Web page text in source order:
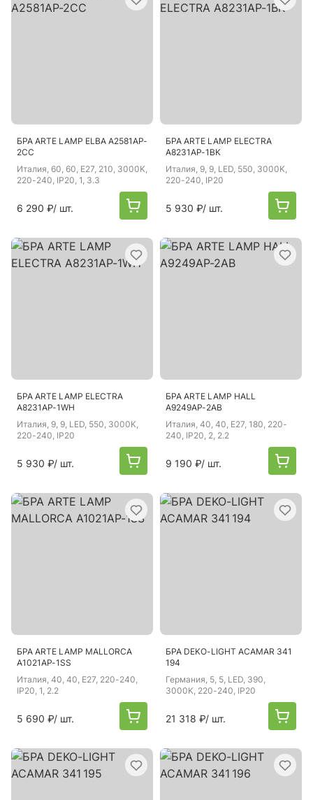
БРА ARTE LAMP ELBA A2581AP-
2CC
Италия, 60, 60, E27, 210, 3000K,
220-240, IP20, 1, 3.3
6 290 ₽/ шт.
БРА ARTE LAMP ELECTRA
A8231AP-1BK
Италия, 9, 9, LED, 550, 3000K,
220-240, IP20
5 930 ₽/ шт.
БРА ARTE LAMP ELECTRA
A8231AP-1WH
Италия, 9, 9, LED, 550, 3000K,
220-240, IP20
5 930 ₽/ шт.
БРА ARTE LAMP HALL
A9249AP-2AB
Италия, 40, 40, E27, 180, 220-
240, IP20, 2, 2.2
9 190 ₽/ шт.
БРА ARTE LAMP MALLORCA
A1021AP-1SS
Италия, 40, 40, E27, 220-240,
IP20, 1, 2.2
5 690 ₽/ шт.
БРА DEKO-LIGHT ACAMAR 341
194
Германия, 5, 5, LED, 390,
3000K, 220-240, IP20
21 318 ₽/ шт.